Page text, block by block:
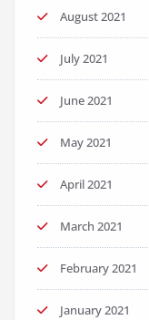
August 2021
July 2021
June 2021
May 2021
April 2021
March 2021
February 2021
January 2021